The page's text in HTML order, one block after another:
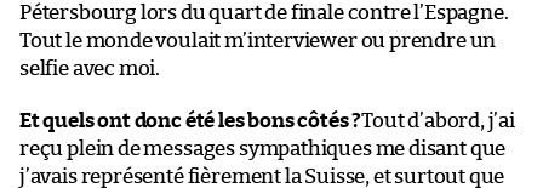
Pétersbourg lors du quart de finale contre l’Espagne.
Tout le monde voulait m’interviewer ou prendre un
selfie avec moi.
Et quels ont donc été les bons côtés ?Tout d’abord, j’ai
reçu plein de messages sympathiques me disant que
j’avais représenté fièrement la Suisse, et surtout que